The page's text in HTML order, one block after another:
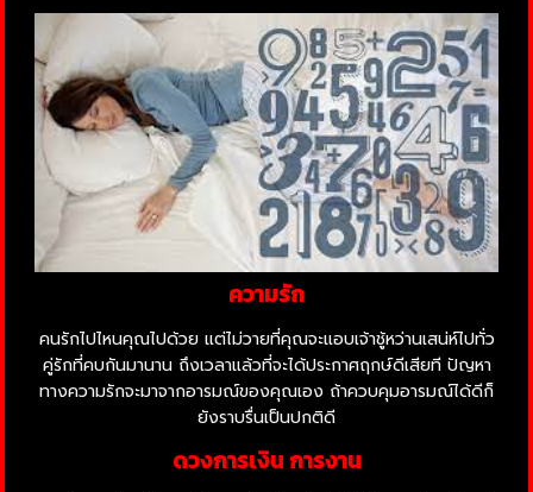
ความรัก
คนรักไปไหนคุณไปด้วย แต่ไม่วายที่คุณจะแอบเจ้าชู้หว่านเสน่ห์ไปทั่ว
คู่รักที่คบกันมานาน ถึงเวลาแล้วที่จะได้ประกาศฤกษ์ดีเสียที ปัญหา
ทางความรักจะมาจากอารมณ์ของคุณเอง ถ้าควบคุมอารมณ์ได้ดีก็
ยังราบรื่นเป็นปกติดี
ดวงการเงิน การงาน